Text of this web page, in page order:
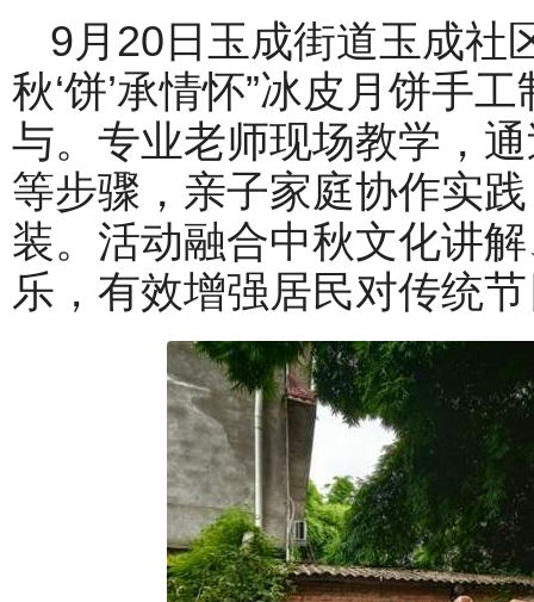
9月20日玉成街道玉成社
秋‘饼’承情怀”冰皮月饼手
与。专业老师现场教学，
等步骤，亲子家庭协作实
装。活动融合中秋文化讲
乐，有效增强居民对传统